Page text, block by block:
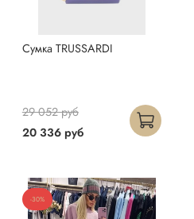
Сумка TRUSSARDI
20 336 руб
29 052 руб
-30%